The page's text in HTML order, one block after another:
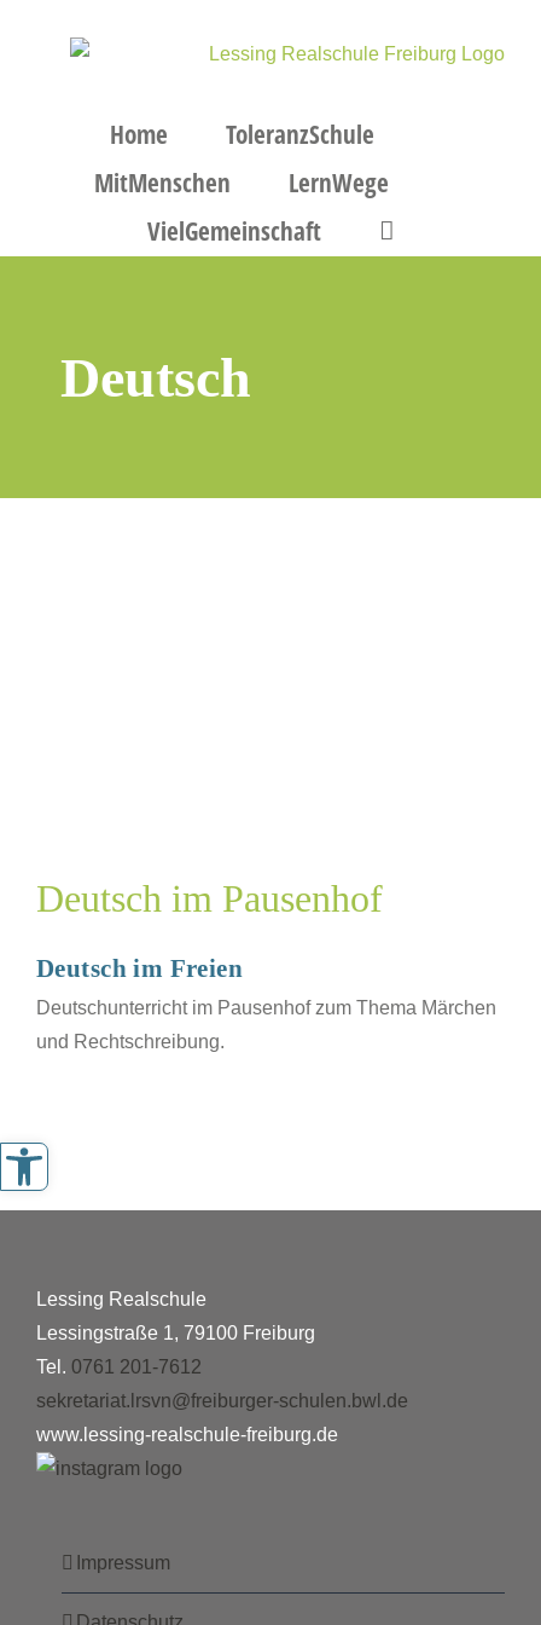
Home
ToleranzSchule
MitMenschen
LernWege
VielGemeinschaft
Deutsch
Deutsch im Pausenhof
Deutsch im Freien
Deutschunterricht im Pausenhof zum Thema Märchen
und Rechtschreibung.
Lessing Realschule
Lessingstraße 1, 79100 Freiburg
Tel. 0761 201-7612
sekretariat.lrsvn@freiburger-schulen.bwl.de
www.lessing-realschule-freiburg.de
Impressum
Werkzeugleiste öffnen